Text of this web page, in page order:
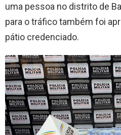
uma pessoa no distrito de
para o tráfico também foi
pátio credenciado.